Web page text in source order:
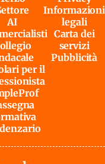
AI
per il
Informazioni
legali
Carta dei
servizi
Pubblicità